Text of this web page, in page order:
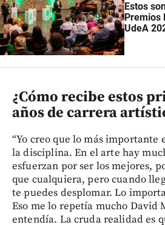
Estos
Premios
UdeA
¿Cómo recibe estos
años de carrera
“Yo creo que lo más importante
la disciplina. En el arte hay
esfuerzan por ser los mejores,
que cualquiera, pero cuando
te puedes desplomar. Lo
Eso me lo repetía mucho David
entendía. La cruda realidad es